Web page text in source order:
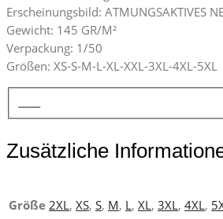
Erscheinungsbild: ATMUNGSAKTIVES
Gewicht: 145 GR/M²
Verpackung: 1/50
Größen: XS-S-M-L-XL-XXL-3XL-4XL-5XL
Zusätzliche
Größe 2XL, XS, S, M, L, XL, 3XL, 4XL,